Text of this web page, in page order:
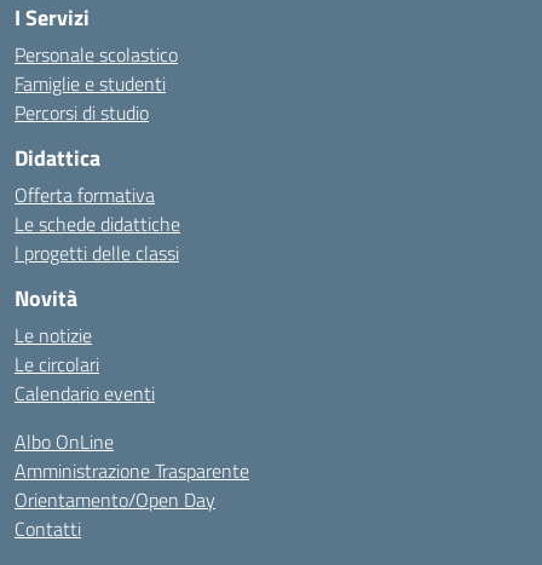
I Servizi
Personale scolastico
Famiglie e studenti
Percorsi di studio
Didattica
Offerta formativa
Le schede didattiche
I progetti delle classi
Novità
Le notizie
Le circolari
Calendario eventi
Albo OnLine
Amministrazione Trasparente
Orientamento/Open Day
Contatti